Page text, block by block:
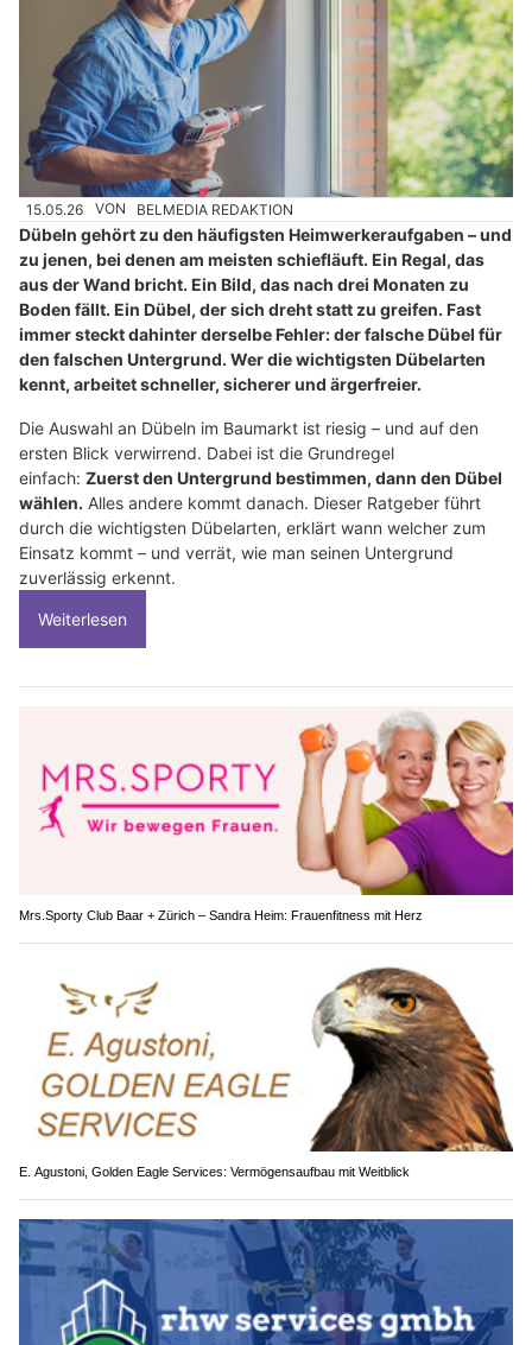
15.05.26 VON BELMEDIA REDAKTION
Dübeln gehört zu den häufigsten Heimwerkeraufgaben – und
zu jenen, bei denen am meisten schiefläuft. Ein Regal, das
aus der Wand bricht. Ein Bild, das nach drei Monaten zu
Boden fällt. Ein Dübel, der sich dreht statt zu greifen. Fast
immer steckt dahinter derselbe Fehler: der falsche Dübel für
den falschen Untergrund. Wer die wichtigsten Dübelarten
kennt, arbeitet schneller, sicherer und ärgerfreier.
Die Auswahl an Dübeln im Baumarkt ist riesig – und auf den
ersten Blick verwirrend. Dabei ist die Grundregel
einfach: Zuerst den Untergrund bestimmen, dann den Dübel
wählen. Alles andere kommt danach. Dieser Ratgeber führt
durch die wichtigsten Dübelarten, erklärt wann welcher zum
Einsatz kommt – und verrät, wie man seinen Untergrund
zuverlässig erkennt.
Weiterlesen
Mrs.Sporty Club Baar + Zürich – Sandra Heim: Frauenfitness mit Herz
E. Agustoni, Golden Eagle Services: Vermögensaufbau mit Weitblick